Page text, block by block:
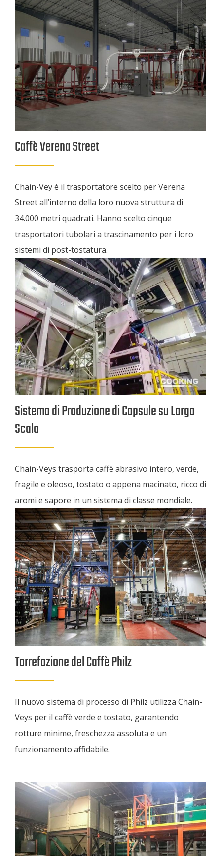
Caffè Verena Street
Chain-Vey è il trasportatore scelto per Verena
Street all’interno della loro nuova struttura di
34.000 metri quadrati. Hanno scelto cinque
trasportatori tubolari a trascinamento per i loro
sistemi di post-tostatura.
Sistema di Produzione di Capsule su Larga
Scala
Chain-Veys trasporta caffè abrasivo intero, verde,
fragile e oleoso, tostato o appena macinato, ricco di
aromi e sapore in un sistema di classe mondiale.
Torrefazione del Caffè Philz
Il nuovo sistema di processo di Philz utilizza Chain-
Veys per il caffè verde e tostato, garantendo
rotture minime, freschezza assoluta e un
funzionamento affidabile.